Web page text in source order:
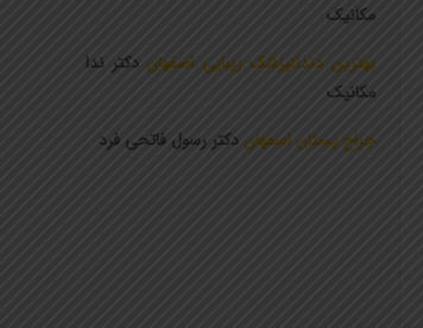
مکانیک
بهترین دندانپزشک زیبایی اصفهاندکتر ندا
مکانیک
جراح پستان اصفهاندکتر رسول فاتحی فرد